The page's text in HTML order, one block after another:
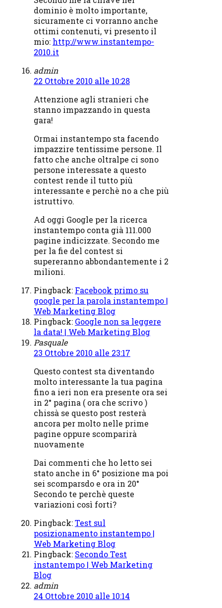
dominio è molto importante,
sicuramente ci vorranno anche
ottimi contenuti, vi presento il
mio: http://www.instantempo-
2010.it
admin
22 Ottobre 2010 alle 10:28
Attenzione agli stranieri che
stanno impazzando in questa
gara!
Ormai instantempo sta facendo
impazzire tentissime persone. Il
fatto che anche oltralpe ci sono
persone interessate a questo
contest rende il tutto più
interessante e perchè no a che più
istruttivo.
Ad oggi Google per la ricerca
instantempo conta già 111.000
pagine indicizzate. Secondo me
per la fie del contest si
supereranno abbondantemente i 2
milioni.
Pingback: Facebook primo su
google per la parola instantempo |
Web Marketing Blog
Pingback: Google non sa leggere
la data! | Web Marketing Blog
Pasquale
23 Ottobre 2010 alle 23:17
Questo contest sta diventando
molto interessante la tua pagina
fino a ieri non era presente ora sei
in 2° pagina ( ora che scrivo )
chissà se questo post resterà
ancora per molto nelle prime
pagine oppure scomparirà
nuovamente
Dai commenti che ho letto sei
stato anche in 6° posizione ma poi
sei scomparsdo e ora in 20°
Secondo te perchè queste
variazioni così forti?
Pingback:Test sul
posizionamento instantempo |
Web Marketing Blog
Pingback: Secondo Test
instantempo | Web Marketing
Blog
admin
24 Ottobre 2010 alle 10:14